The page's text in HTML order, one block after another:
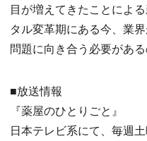
目が増えてきたことによ
タル変革期にある今、業
問題に向き合う必要がある
■放送情報
『薬屋のひとりごと』
日本テレビ系にて、毎週